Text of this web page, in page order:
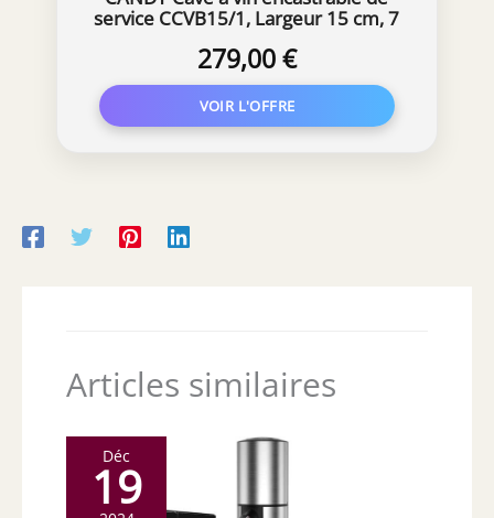
service CCVB15/1, Largeur 15 cm, 7
279,00 €
Articles similaires
Déc
19